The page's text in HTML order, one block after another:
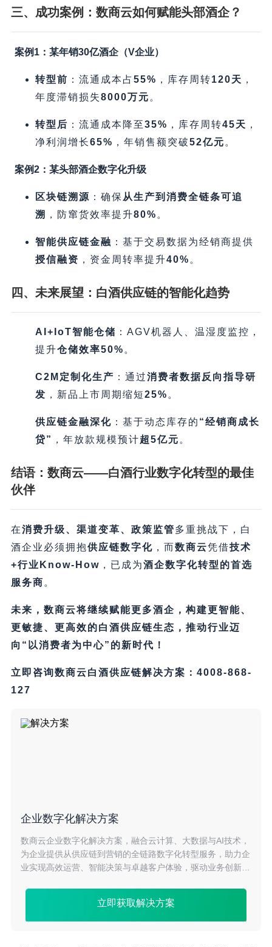
三、成功案例：数商云如何赋能头部酒企？​
案例1：某年销30亿酒企（V企业）​
转型前 ​：流通成本占55%​ ，库存周转120天 ，
年度滞销损失8000万元 。
转型后 ​：流通成本降至35%​ ，库存周转45天 ，
净利润增长65%​ ，年销售额突破52亿元 。
案例2：某头部酒企数字化升级
区块链溯源 ​：确保 从生产到消费全链条可追
溯
，防窜货效率提升80%​ 。
智能供应链金融 ​：基于交易数据为经销商提供
授信融资 ，资金周转率提升40%​ 。
四、未来展望：白酒供应链的智能化趋势
AI+IoT智能仓储 ​：AGV机器人、温湿度监控，
提升仓储效率50%​。
C2M定制化生产 ​：通过消费者数据反向指导研
发 ，新品上市周期缩短25%​。
供应链金融深化 ​：基于动态库存的 ​“经销商成长
贷”​ ，年放款规模预计超5亿元。
结语：数商云——白酒行业数字化转型的最佳
伙伴
在消费升级、渠道变革、政策监管多重挑战下，白
酒企业必须拥抱供应链数字化 ，而数商云凭借技术
+行业Know-How ，已成为酒企数字化转型的首选
服务商 。
未来，数商云将继续赋能更多酒企，构建更智能、
更敏捷、更高效的白酒供应链生态，推动行业迈
向“以消费者为中心”的新时代！​
立即咨询数商云白酒供应链解决方案：4008-868-
127
企业数字化解决方案
数商云企业数字化解决方案，融合云计算、大数据与AI技术，
为企业提供从供应链到营销的全链路数字化转型服务，助力企
业实现高效运营、智能决策与卓越客户体验，驱动业务创新与
立即获取解决方案